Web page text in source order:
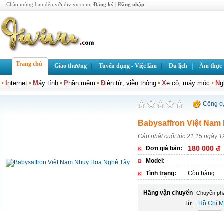
Chào mừng bạn đến với divivu.com, Đăng ký | Đăng nhập
Trang chủ Giao thương Tuyển dụng - Việc làm Du lịch Ẩm thực
nternet Máy tính Phần mềm Điện tử, viễn thông Xe cộ, máy móc N
Công
Babysaffron Việt
Cập nhật cuối lúc 21:15 ngày
Đơn giá bán:
180 000 đ
Model:
Tình trạng:
Còn hàng
Hãng vận chuyển
Từ:
Hồ Chí